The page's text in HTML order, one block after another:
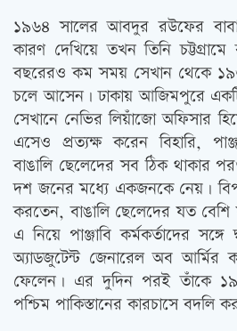
১৯৬৪ সালের আবদুর রউফের বাবা
কারণ দেখিয়ে তখন তিনি
বছরেরও কম সময় সেখান থেকে
চলে আসেন। ঢাকায় আজিমপুরে একটি
সেখানে নেভির লিয়াঁজো অফিসার
এসেও প্রত্যক্ষ করেন বিহারি,
বাঙালি ছেলেদের সব ঠিক থাকার
দশ জনের মধ্যে একজনকে নেয়।
করতেন, বাঙালি ছেলেদের যত বেশি
এ নিয়ে পাঞ্জাবি কর্মকর্তাদের
অ্যাডজুটেন্ট জেনারেল অব আর্মির
ফেলেন। এর দুদিন পরই তাঁকে
পশ্চিম পাকিস্তানের কারচাসে বদলি